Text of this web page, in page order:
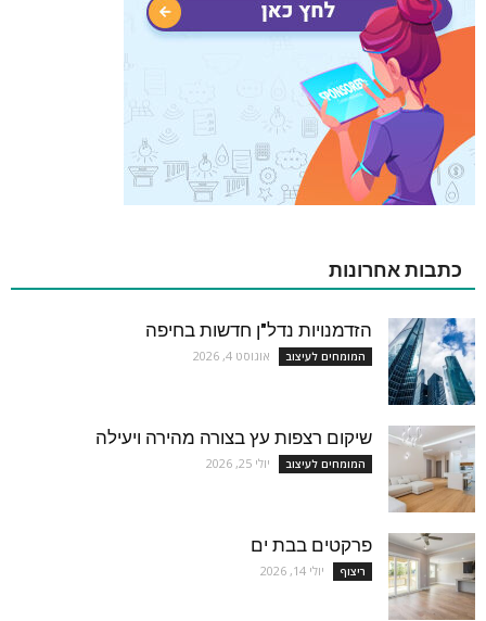
כתבות אחרונות
הזדמנויות נדל"ן חדשות בחיפה
המומחים לעיצוב אוגוסט 4, 2026
שיקום רצפות עץ בצורה מהירה ויעילה
המומחים לעיצוב יולי 25, 2026
פרקטים בבת ים
ריצוף יולי 14, 2026